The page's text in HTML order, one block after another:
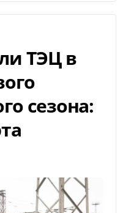
ТЭЦ в
сезона: